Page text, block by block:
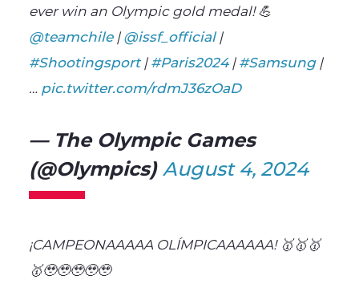
ever win an Olympic gold medal! 💪
@teamchile|@issf_official|
#Shootingsport|#Paris2024|#Samsung|
… pic.twitter.com/rdmJ36zOaD
— The Olympic Games
(@Olympics) August 4, 2024
¡CAMPEONAAAAA OLÍMPICAAAAAA! 🥇🥇🥇
🥇🥹🥹🥹🥹🥹